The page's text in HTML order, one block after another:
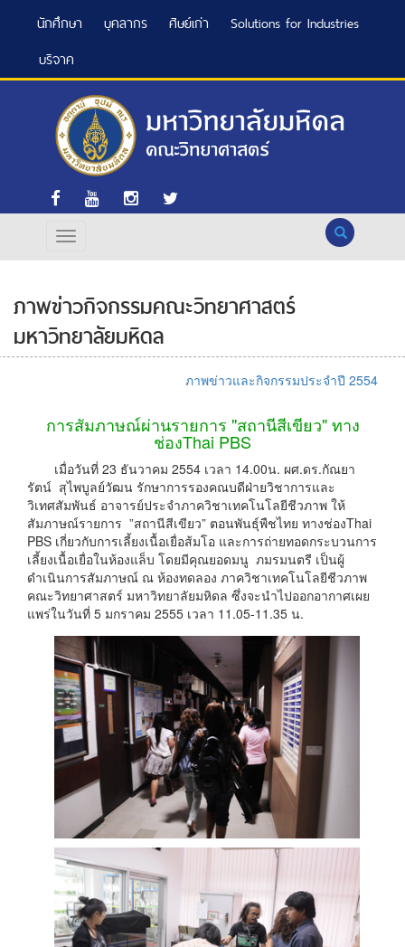
นักศึกษา บุคลากร ศิษย์เก่า
Solutions for Industries
บริจาค
Search
ภาพข่าวกิจกรรมคณะวิทยาศาสตร์
มหาวิทยาลัยมหิดล
ภาพข่าวและกิจกรรมประจำปี 2554
การสัมภาษณ์ผ่านรายการ "สถานีสีเขียว" ทาง
ช่องThai PBS
เมื่อวันที่ 23 ธันวาคม 2554 เวลา 14.00น. ผศ.ดร.กัณยา
รัตน์ สุไพบูลย์วัฒน รักษาการรองคณบดีฝ่ายวิชาการและ
วิเทศสัมพันธ์ อาจารย์ประจำภาควิชาเทคโนโลยีชีวภาพ ให้
สัมภาษณ์รายการ ”สถานีสีเขียว” ตอนพันธุ์พืชไทย ทางช่องThai
PBS เกี่ยวกับการเลี้ยงเนื้อเยื่อส้มโอ และการถ่ายทอดกระบวนการ
เลี้ยงเนื้อเยื่อในห้องแล็บ โดยมีคุณยอดมนู ภมรมนตรี เป็นผู้
ดำเนินการสัมภาษณ์ ณ ห้องทดลอง ภาควิชาเทคโนโลยีชีวภาพ
คณะวิทยาศาสตร์ มหาวิทยาลัยมหิดล ซึ่งจะนำไปออกอากาศเผย
แพร่ในวันที่ 5 มกราคม 2555 เวลา 11.05-11.35 น.